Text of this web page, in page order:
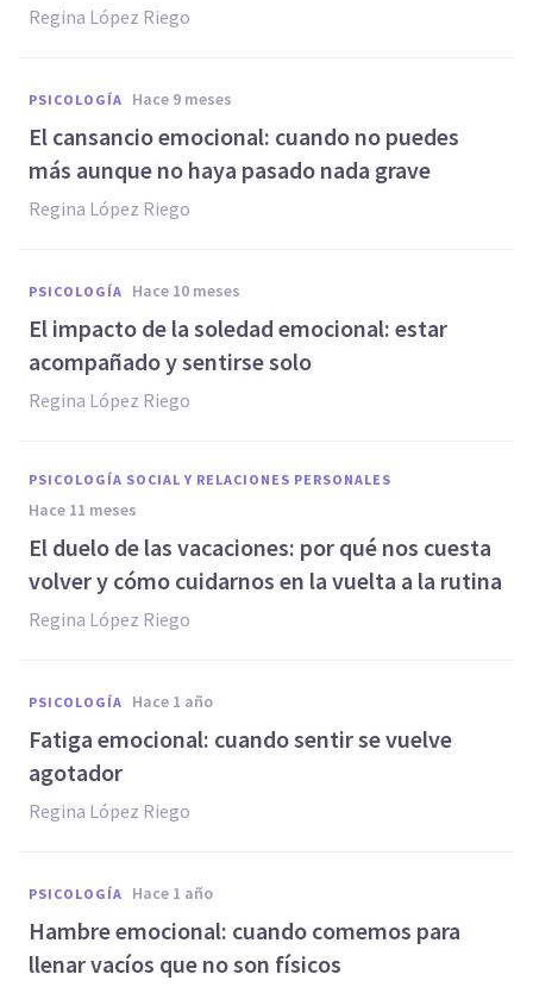
Regina López Riego
PSICOLOGÍA hace 9 meses
El cansancio emocional: cuando no puedes
más aunque no haya pasado nada grave
Regina López Riego
PSICOLOGÍA hace 10 meses
El impacto de la soledad emocional: estar
acompañado y sentirse solo
Regina López Riego
PSICOLOGÍA SOCIAL Y RELACIONES PERSONALES
hace 11 meses
El duelo de las vacaciones: por qué nos cuesta
volver y cómo cuidarnos en la vuelta a la rutina
Regina López Riego
PSICOLOGÍA hace 1 año
Fatiga emocional: cuando sentir se vuelve
agotador
Regina López Riego
PSICOLOGÍA hace 1 año
Hambre emocional: cuando comemos para
llenar vacíos que no son físicos